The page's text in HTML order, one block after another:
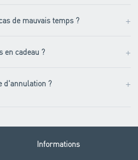
de mauvais temps ? +
en cadeau ? +
d'annulation ? +
Informations